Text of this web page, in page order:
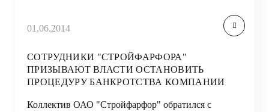
01.06.2014
СОТРУДНИКИ "СТРОЙФАРФОРА"
ПРИЗЫВАЮТ ВЛАСТИ ОСТАНОВИТЬ
ПРОЦЕДУРУ БАНКРОТСТВА КОМПАНИИ
Коллектив ОАО "Стройфарфор" обратился с